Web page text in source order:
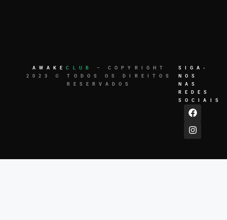
AWAKECLUB
– COPYRIGHT
2023 © TODOS OS DIREITOS
RESERVADOS
SIGA-
NOS
NAS
REDES
SOCIAIS